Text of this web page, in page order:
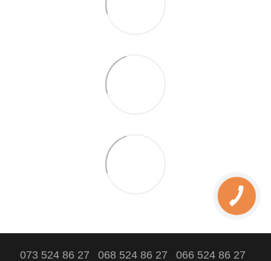
073 524 86 27 068 524 86 27 066 524 86 27